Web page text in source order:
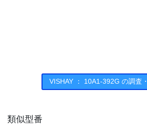
VISHAY ： 10A1-392G の調査
類似型番